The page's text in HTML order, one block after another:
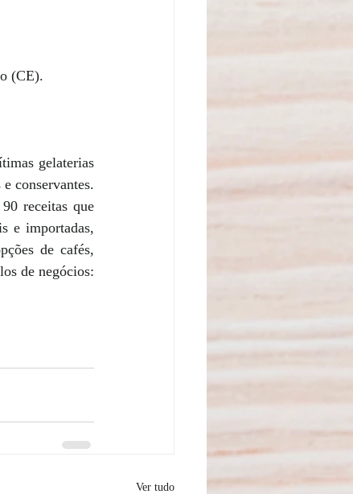
(CE).
gelaterias
conservantes.
receitas que
e importadas,
de cafés,
de negócios:
Ver tudo